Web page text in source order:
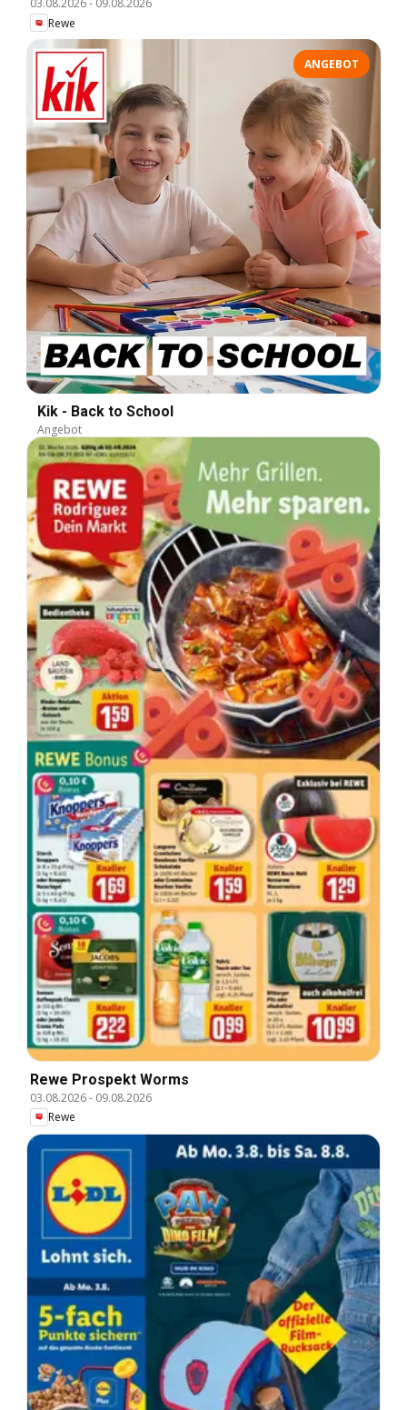
03.08.2026- 09.08.2026
Rewe
ANGEBOT
Kik - Back to School
Angebot
Rewe Prospekt Worms
03.08.2026- 09.08.2026
Rewe